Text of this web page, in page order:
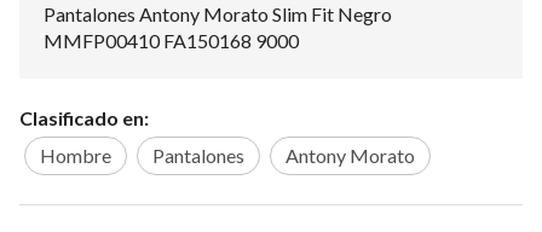
Pantalones Antony Morato Slim Fit Negro
MMFP00410 FA150168 9000
Clasificado en:
Hombre
Pantalones Antony Morato